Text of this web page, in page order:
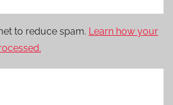
to reduce spam. Learn how your